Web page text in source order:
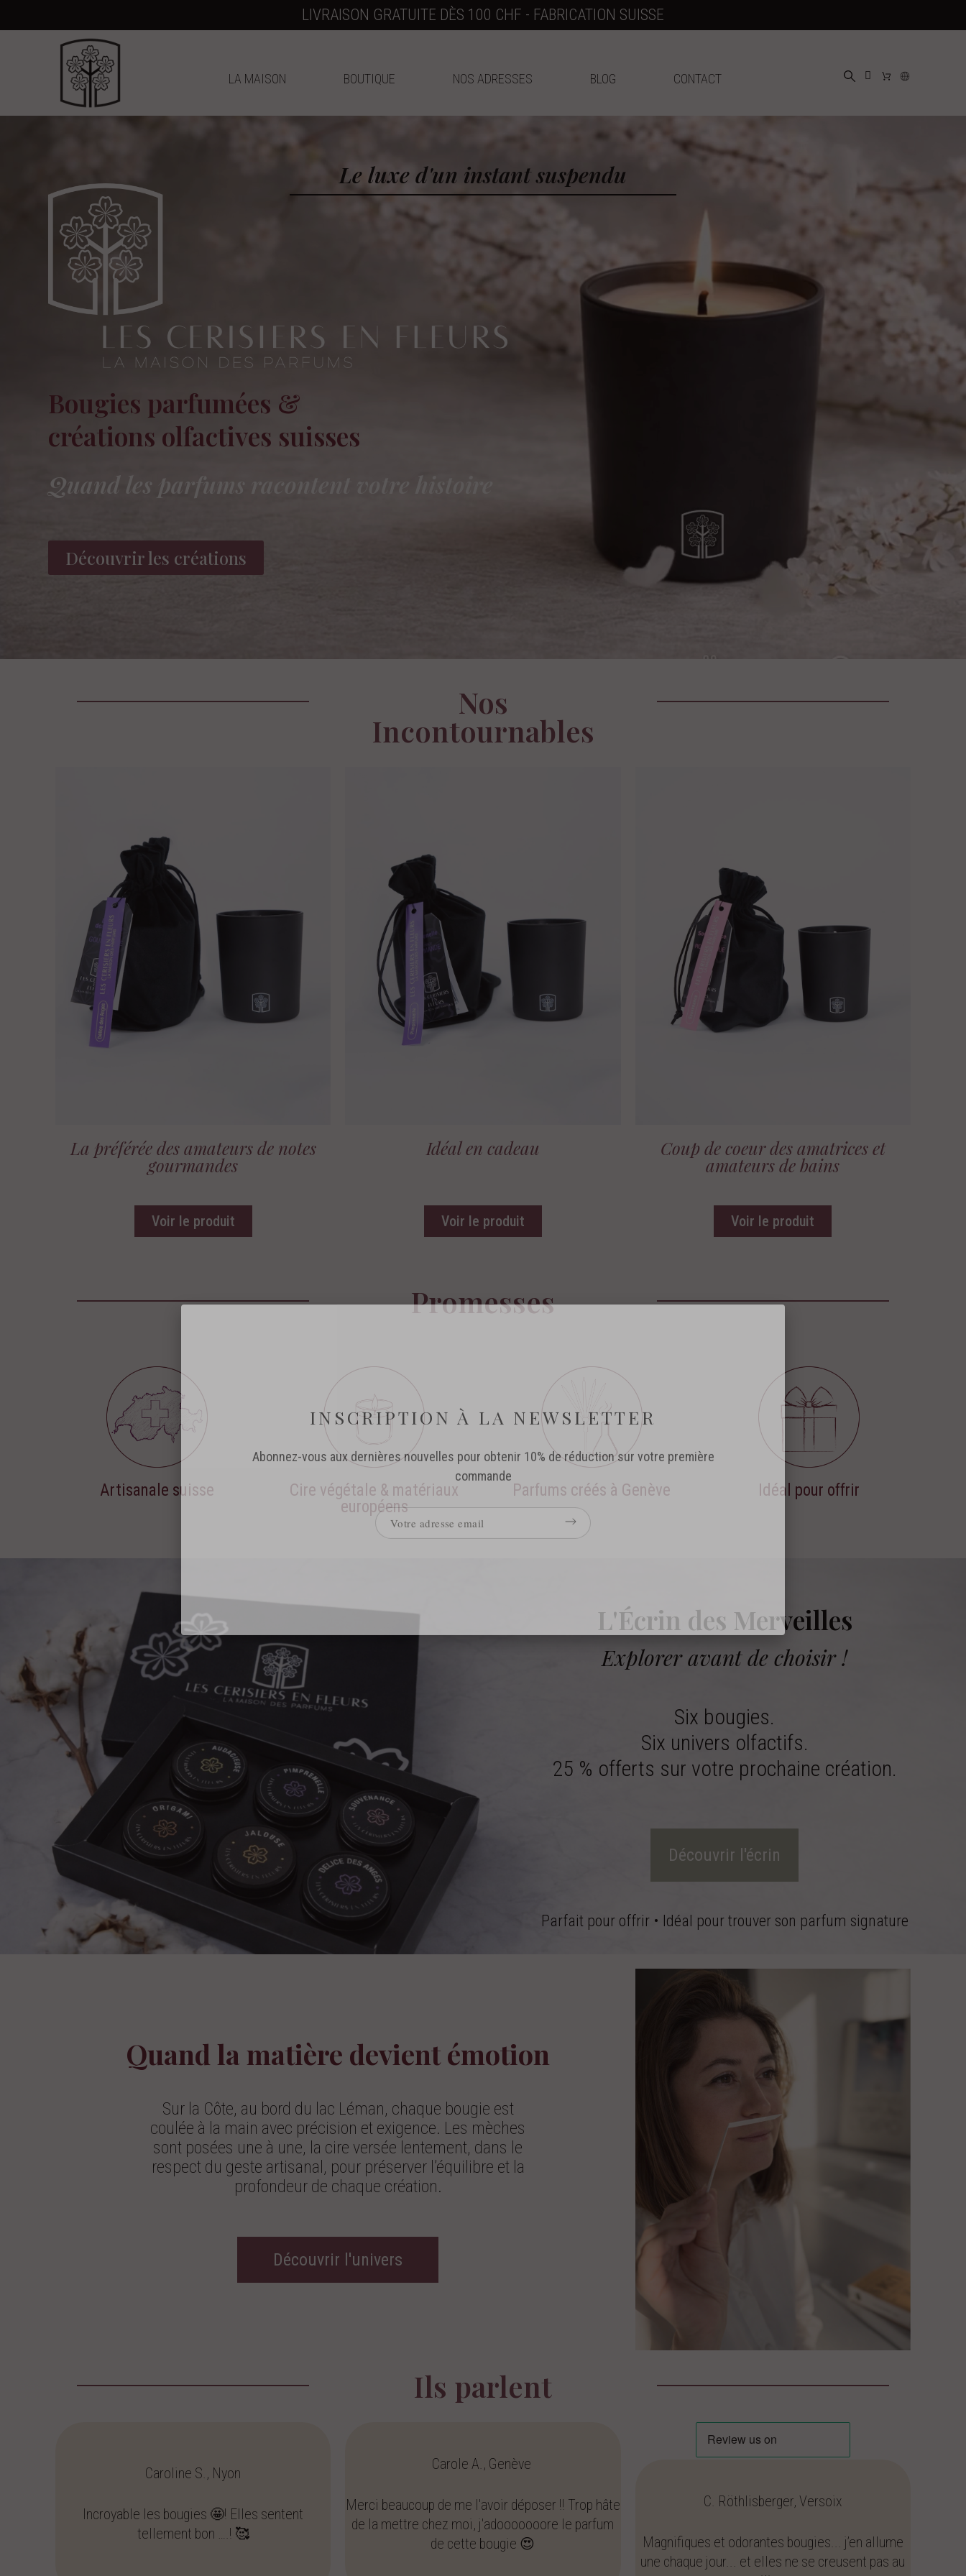
LIVRAISON GRATUITE DÈS 100 CHF - FABRICATION SUISSE
LA MAISON BOUTIQUE NOS ADRESSES BLOG CONTACT
Le luxe d'un instant suspendu
Bougies parfumées &
créations olfactives suisses
Quand les parfums racontent votre histoire
Découvrir les créations
Nos
Incontournables
La préférée des amateurs de notes
gourmandes
Voir le produit
Idéal en cadeau
Voir le produit
Coup de coeur des amatrices et
amateurs de bains
Voir le produit
Promesses
Artisanale suisse
Cire végétale & matériaux
européens
Parfums créés à Genève Idéal pour offrir
L'Écrin des Merveilles
Explorer avant de choisir !
Six bougies.
Six univers olfactifs.
25 % offerts sur votre prochaine création.
Découvrir l'écrin
Parfait pour offrir • Idéal pour trouver son parfum signature
Quand la matière devient émotion
Sur la Côte, au bord du lac Léman, chaque bougie est
coulée à la main avec précision et exigence. Les mèches
sont posées une à une, la cire versée lentement, dans le
respect du geste artisanal, pour préserver l’équilibre et la
profondeur de chaque création.
Découvrir l'univers
Ils parlent
Caroline S., Nyon
Incroyable les bougies 🤩! Elles sentent
tellement bon ….! 🥰
Carole A., Genève
Merci beaucoup de me l'avoir déposer !! Trop hâte
de la mettre chez moi, j'adooooooore le parfum
de cette bougie 😍
C. Röthlisberger, Versoix
Magnifiques et odorantes bougies... j’en allume
une chaque jour... et elles ne se creusent pas au